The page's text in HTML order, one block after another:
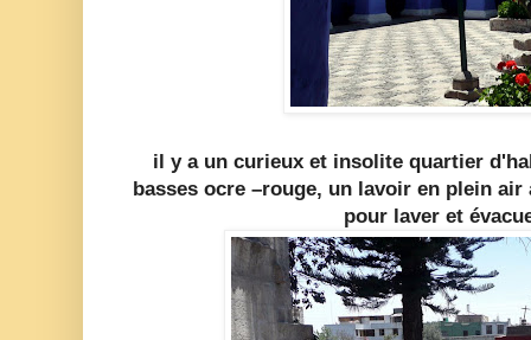
il y a un curieux et insolite quartier
basses ocre –rouge, un lavoir en plein
pour laver et